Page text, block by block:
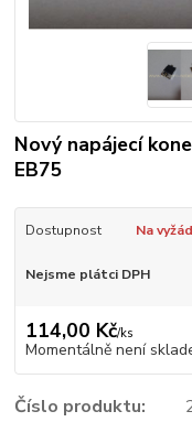
Nový napájecí
EB75
Dostupnost Na
Nejsme plátci DPH
114,00 Kč/ks
Momentálně není
Číslo produktu: